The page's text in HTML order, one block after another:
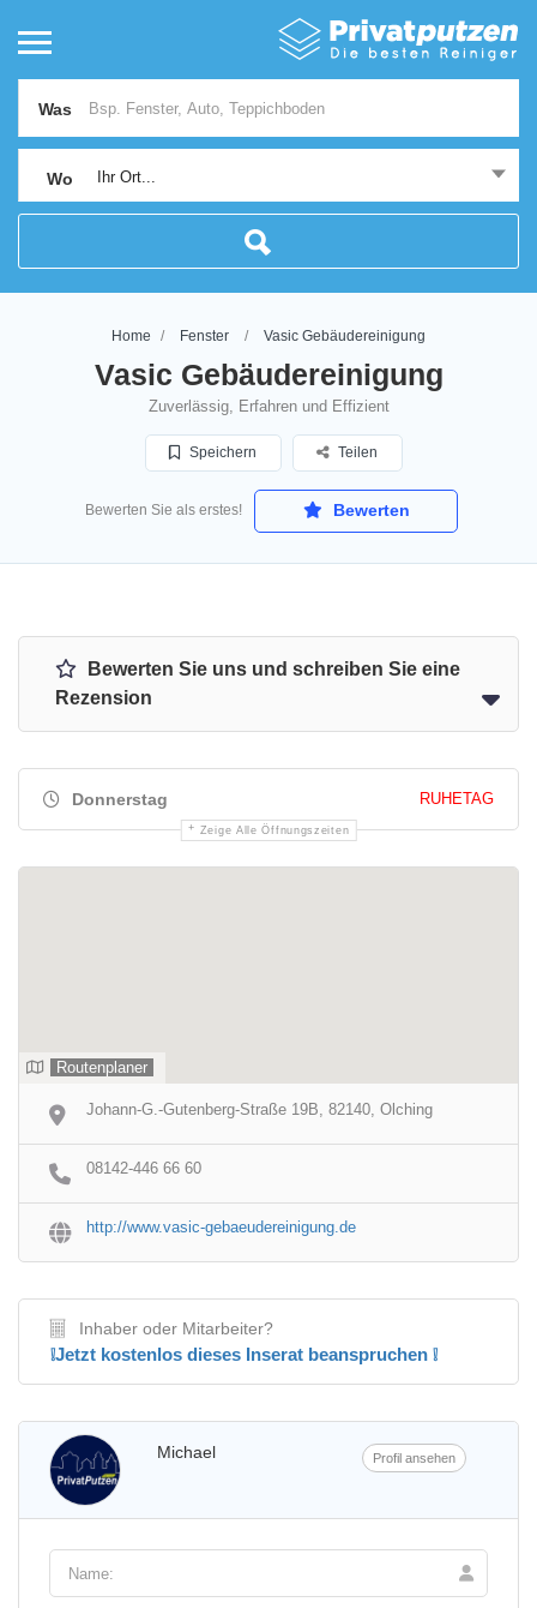
Was
Wo Ihr Ort...
Home Fenster Vasic Gebäudereinigung
Vasic Gebäudereinigung
Zuverlässig, Erfahren und Effizient
Speichern Teilen
Bewerten Sie als erstes! Bewerten
Bewerten Sie uns und schreiben Sie eine
Rezension
Donnerstag RUHETAG
Zeige Alle Öffnungszeiten
Routenplaner
Johann-G.-Gutenberg-Straße 19B, 82140, Olching
08142-446 66 60
http://www.vasic-gebaeudereinigung.de
Inhaber oder Mitarbeiter?
❕Jetzt kostenlos dieses Inserat beanspruchen ❕
Michael Profil ansehen